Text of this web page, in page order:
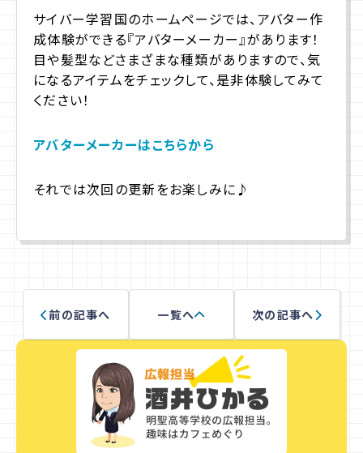
サイバー学習国のホームページでは、アバター作
成体験ができる『アバターメーカー』があります！
目や髪型などさまざまな種類がありますので、気
になるアイテムをチェックして、是非体験してみて
ください！
アバターメーカーはこちらから
それでは次回の更新をお楽しみに♪
前の記事へ 一覧へ 次の記事へ